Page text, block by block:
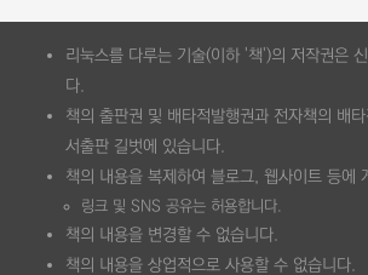
리눅스를 다루는 기술(이하 '책')의 저작권은
다.
책의 출판권 및 배타적발행권과 전자책의 배
서출판 길벗에 있습니다.
책의 내용을 복제하여 블로그, 웹사이트 등에
링크 및 SNS 공유는 허용합니다.
책의 내용을 변경할 수 없습니다.
책의 내용을 상업적으로 사용할 수 없습니다.